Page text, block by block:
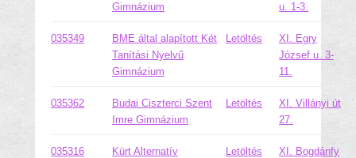
Gimnázium
u. 1-3.
035349
BME által alapított Két
Tanítási Nyelvű
Gimnázium
Letöltés
XI. Egry
József u. 3-
11.
035362
Budai Ciszterci Szent
Imre Gimnázium
Letöltés
XI. Villányi út
27.
035316
Kürt Alternatív
Letöltés
XI. Bogdánfy